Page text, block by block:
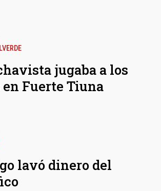
jugaba a los
Fuerte Tiuna
lavó dinero del